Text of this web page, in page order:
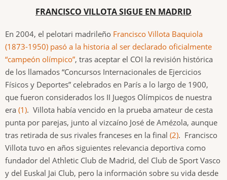
FRANCISCO VILLOTA SIGUE EN MADRID
En 2004, el pelotari madrileño Francisco Villota Baquiola
(1873-1950) pasó a la historia al ser declarado oficialmente
“campeón olímpico”, tras aceptar el COI la revisión histórica
de los llamados “Concursos Internacionales de Ejercicios
Físicos y Deportes” celebrados en París a lo largo de 1900,
que fueron considerados los II Juegos Olímpicos de nuestra
era (1). Villota había vencido en la prueba amateur de cesta
punta por parejas, junto al vizcaíno José de Amézola, aunque
tras retirada de sus rivales franceses en la final (2). Francisco
Villota tuvo en años siguientes relevancia deportiva como
fundador del Athletic Club de Madrid, del Club de Sport Vasco
y del Euskal Jai Club, pero la información sobre su vida desde